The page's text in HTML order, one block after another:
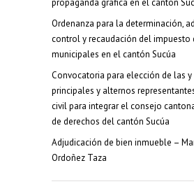
propaganda grafica en el canton
Ordenanza para la determinación,
control y recaudación del impuesto
municipales en el cantón Sucúa
Convocatoria para elección de las
principales y alternos
civil para integrar el consejo
de derechos del cantón Sucúa
Adjudicación de bien inmueble –
Ordoñez Taza